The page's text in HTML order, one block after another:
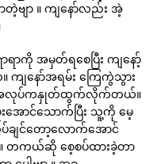
ျာ ။ ကျနော်လည်း အဲ့
ကို အမှတ်ရစေပြီး ကျနော့်
ျနော်အရမ်း ကြေကွဲသွား
း အလုပ်ကနှုတ်ထွက်လိုက်တယ်။
ောင်သောက်ပြီး သူ့ကို မေ့
ျင်တော့လောက်အောင်
ကယ်ဆို စေ့စပ်ထားခဲ့တာ